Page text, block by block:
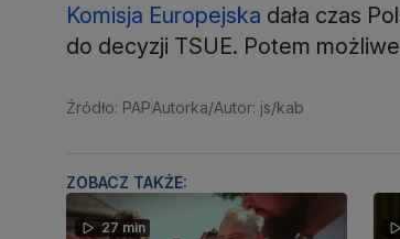
Komisja Europejska dała czas
do decyzji TSUE. Potem
Źródło: PAPAutorka/Autor: js/kab
ZOBACZ TAKŻE:
27 min